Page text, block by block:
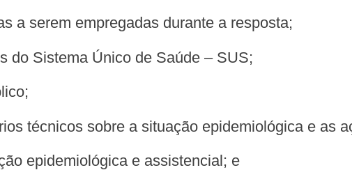
a serem empregadas durante a resposta;
do Sistema Único de Saúde – SUS;
técnicos sobre a situação epidemiológica e as
epidemiológica e assistencial; e